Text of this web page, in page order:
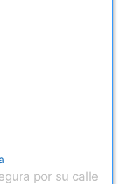
por su calle